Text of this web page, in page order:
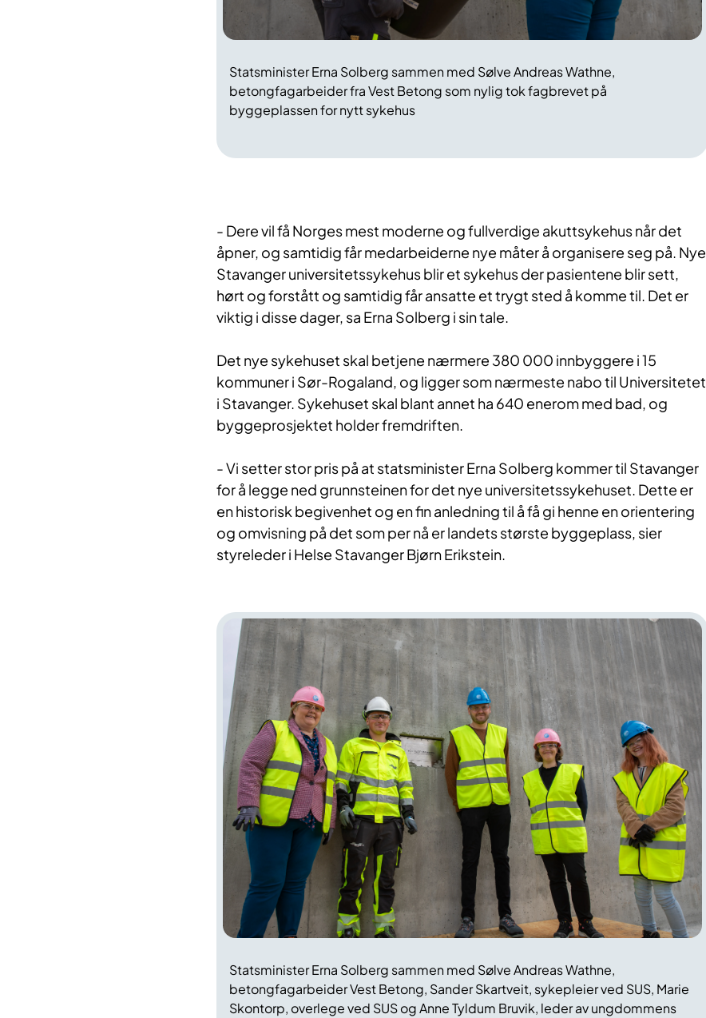
Statsminister Erna Solberg sammen med Sølve Andreas Wathne,
betongfagarbeider fra Vest Betong som nylig tok fagbrevet på
byggeplassen for nytt sykehus
- Dere vil få Norges mest moderne og fullverdige akuttsykehus når det
åpner, og samtidig får medarbeiderne nye måter å organisere seg på. Nye
Stavanger universitetssykehus blir et sykehus der pasientene blir sett,
hørt og forstått og samtidig får ansatte et trygt sted å komme til. Det er
viktig i disse dager, sa Erna Solberg i sin tale.
Det nye sykehuset skal betjene nærmere 380 000 innbyggere i 15
kommuner i Sør-Rogaland, og ligger som nærmeste nabo til Universitetet
i Stavanger. Sykehuset skal blant annet ha 640 enerom med bad, og
byggeprosjektet holder fremdriften.
- Vi setter stor pris på at statsminister Erna Solberg kommer til Stavanger
for å legge ned grunnsteinen for det nye universitetssykehuset. Dette er
en historisk begivenhet og en fin anledning til å få gi henne en orientering
og omvisning på det som per nå er landets største byggeplass, sier
styreleder i Helse Stavanger Bjørn Erikstein.
Statsminister Erna Solberg sammen med Sølve Andreas Wathne,
betongfagarbeider Vest Betong, Sander Skartveit, sykepleier ved SUS, Marie
Skontorp, overlege ved SUS og Anne Tyldum Bruvik, leder av ungdommens